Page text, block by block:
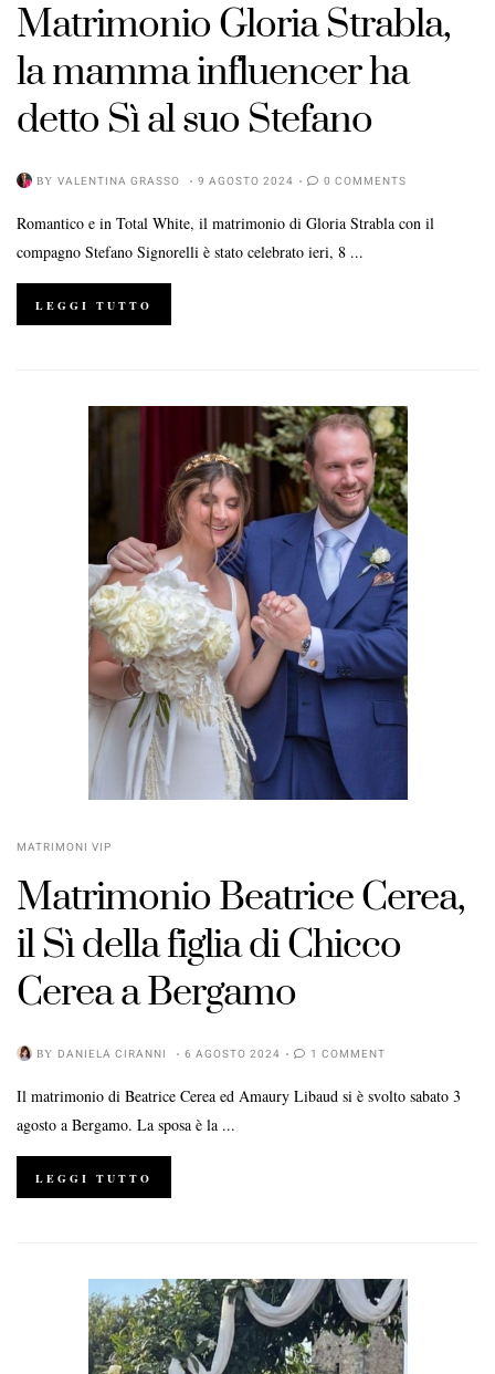
Matrimonio Gloria Strabla,
la mamma influencer ha
detto Sì al suo Stefano
BY VALENTINA GRASSO 9 AGOSTO 2024 0 COMMENTS
Romantico e in Total White, il matrimonio di Gloria Strabla con il
compagno Stefano Signorelli è stato celebrato ieri, 8 ...
LEGGI TUTTO
MATRIMONI VIP
Matrimonio Beatrice Cerea,
il Sì della figlia di Chicco
Cerea a Bergamo
BY DANIELA CIRANNI 6 AGOSTO 2024 1 COMMENT
Il matrimonio di Beatrice Cerea ed Amaury Libaud si è svolto sabato 3
agosto a Bergamo. La sposa è la ...
LEGGI TUTTO